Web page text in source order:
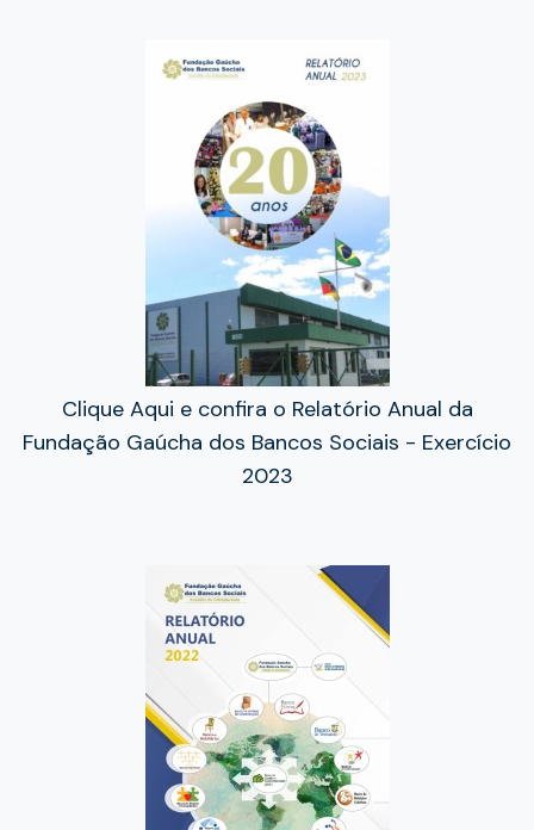
Clique Aqui e confira o Relatório Anual da
Fundação Gaúcha dos Bancos Sociais - Exercício
2023